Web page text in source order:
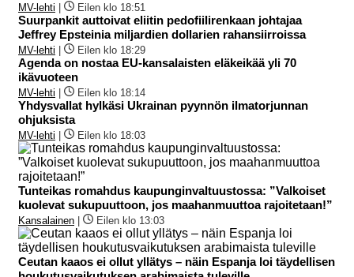
MV-lehti Eilen klo 18:51
Suurpankit auttoivat eliitin pedofiilirenkaan johtajaa
Jeffrey Epsteinia miljardien dollarien rahansiirroissa
MV-lehti Eilen klo 18:29
Agenda on nostaa EU-kansalaisten eläkeikää yli 70
ikävuoteen
MV-lehti Eilen klo 18:14
Yhdysvallat hylkäsi Ukrainan pyynnön ilmatorjunnan
ohjuksista
MV-lehti Eilen klo 18:03
Tunteikas romahdus kaupunginvaltuustossa: ”Valkoiset
kuolevat sukupuuttoon, jos maahanmuuttoa rajoitetaan!”
Kansalainen Eilen klo 13:03
Ceutan kaaos ei ollut yllätys – näin Espanja loi täydellisen